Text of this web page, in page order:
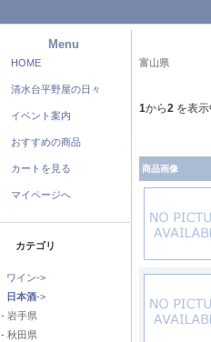
Menu
HOME
清水台平野屋の日々
イベント案内
おすすめの商品
カートを見る
マイページへ
カテゴリ
ワイン->
日本酒->
- 岩手県
- 秋田県
富山県
1から2 を表
商品画像